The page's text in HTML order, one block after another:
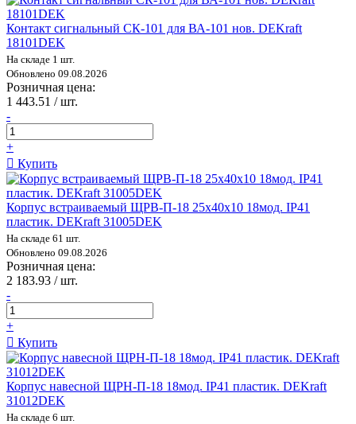
Контакт сигнальный СК-101 для ВА-101 нов. DEKraft
18101DEK
На складе 1 шт.
Обновлено 09.08.2026
Розничная цена:
1 443.51 / шт.
-
+
Купить
Корпус встраиваемый ЩРВ-П-18 25х40х10 18мод. IP41
пластик. DEKraft 31005DEK
На складе 61 шт.
Обновлено 09.08.2026
Розничная цена:
2 183.93 / шт.
-
+
Купить
Корпус навесной ЩРН-П-18 18мод. IP41 пластик. DEKraft
31012DEK
На складе 6 шт.